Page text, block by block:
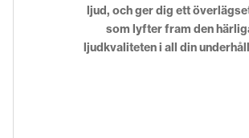
ljud, och ger dig ett
som lyfter fram den
ljudkvaliteten i all din